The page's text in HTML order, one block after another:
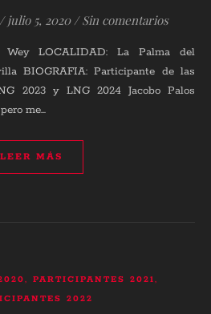
/ julio 5, 2020 / Sin comentarios
BIOGRAFIA: Participante de las
2023 y LNG 2024 Jacobo Palos
me…
LEER MÁS
, PARTICIPANTES 2021,
2022